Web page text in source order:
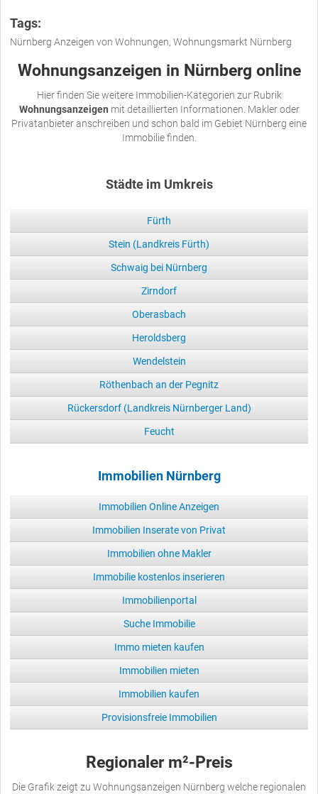
Tags:
Nürnberg Anzeigen von Wohnungen, Wohnungsmarkt Nürnberg
Wohnungsanzeigen in Nürnberg online
Hier finden Sie weitere Immobilien-Kategorien zur Rubrik
Wohnungsanzeigen mit detaillierten Informationen. Makler oder
Privatanbieter anschreiben und schon bald im Gebiet Nürnberg eine
Immobilie finden.
Städte im Umkreis
Fürth
Stein (Landkreis Fürth)
Schwaig bei Nürnberg
Zirndorf
Oberasbach
Heroldsberg
Wendelstein
Röthenbach an der Pegnitz
Rückersdorf (Landkreis Nürnberger Land)
Feucht
Immobilien Nürnberg
Immobilien Online Anzeigen
Immobilien Inserate von Privat
Immobilien ohne Makler
Immobilie kostenlos inserieren
Immobilienportal
Suche Immobilie
Immo mieten kaufen
Immobilien mieten
Immobilien kaufen
Provisionsfreie Immobilien
Regionaler m²-Preis
Die Grafik zeigt zu Wohnungsanzeigen Nürnberg welche regionalen